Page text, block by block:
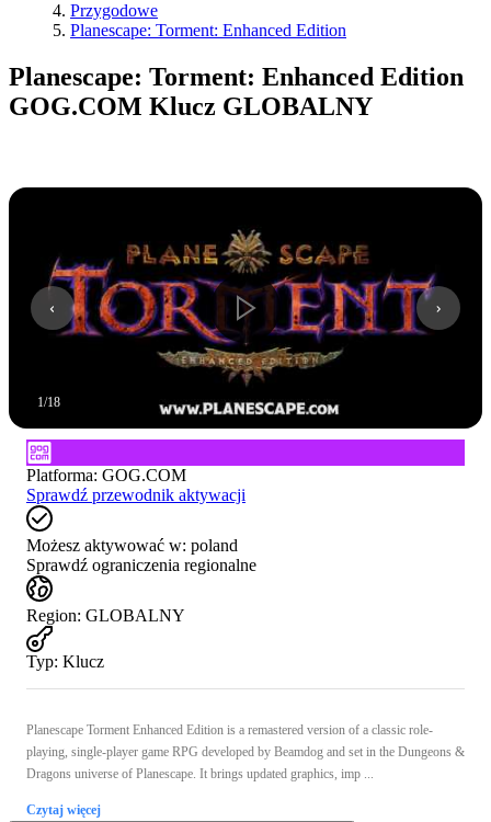
Przygodowe
Planescape: Torment: Enhanced Edition
Planescape: Torment: Enhanced Edition
GOG.COM Klucz GLOBALNY
1/18
Platforma: GOG.COM
Sprawdź przewodnik aktywacji
Możesz aktywować w: poland
Sprawdź ograniczenia regionalne
Region: GLOBALNY
Typ: Klucz
Planescape Torment Enhanced Edition is a remastered version of a classic role-
playing, single-player game RPG developed by Beamdog and set in the Dungeons &
Dragons universe of Planescape. It brings updated graphics, imp ...
Czytaj więcej